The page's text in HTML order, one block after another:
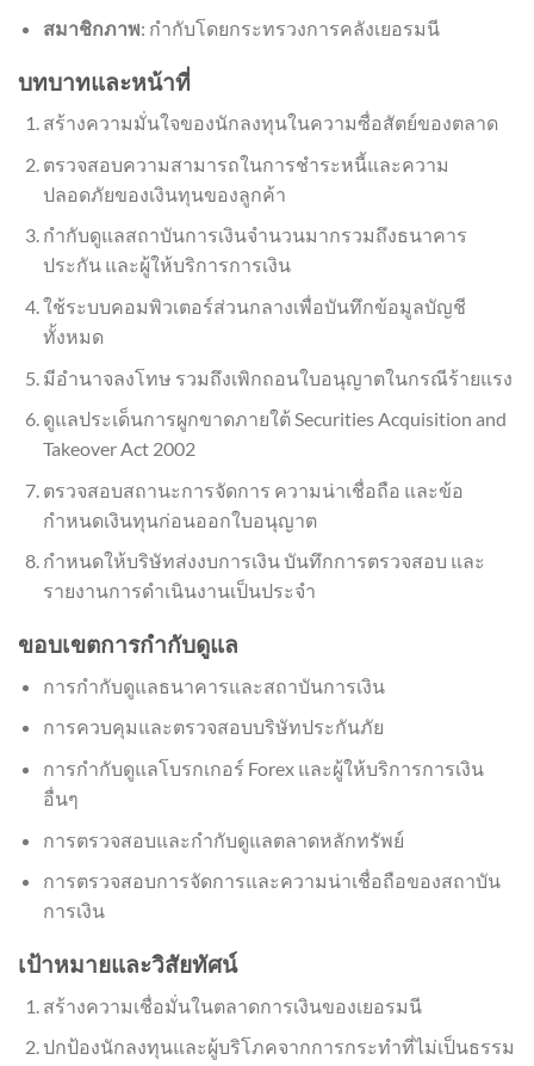
สมาชิกภาพ: กำกับโดยกระทรวงการคลังเยอรมนี
บทบาทและหน้าที่
สร้างความมั่นใจของนักลงทุนในความซื่อสัตย์ของตลาด
ตรวจสอบความสามารถในการชำระหนี้และความ
ปลอดภัยของเงินทุนของลูกค้า
กำกับดูแลสถาบันการเงินจำนวนมากรวมถึงธนาคาร
ประกัน และผู้ให้บริการการเงิน
ใช้ระบบคอมพิวเตอร์ส่วนกลางเพื่อบันทึกข้อมูลบัญชี
ทั้งหมด
มีอำนาจลงโทษ รวมถึงเพิกถอนใบอนุญาตในกรณีร้ายแรง
ดูแลประเด็นการผูกขาดภายใต้ Securities Acquisition and
Takeover Act 2002
ตรวจสอบสถานะการจัดการ ความน่าเชื่อถือ และข้อ
กำหนดเงินทุนก่อนออกใบอนุญาต
กำหนดให้บริษัทส่งงบการเงิน บันทึกการตรวจสอบ และ
รายงานการดำเนินงานเป็นประจำ
ขอบเขตการกำกับดูแล
การกำกับดูแลธนาคารและสถาบันการเงิน
การควบคุมและตรวจสอบบริษัทประกันภัย
การกำกับดูแลโบรกเกอร์ Forex และผู้ให้บริการการเงิน
อื่นๆ
การตรวจสอบและกำกับดูแลตลาดหลักทรัพย์
การตรวจสอบการจัดการและความน่าเชื่อถือของสถาบัน
การเงิน
เป้าหมายและวิสัยทัศน์
สร้างความเชื่อมั่นในตลาดการเงินของเยอรมนี
ปกป้องนักลงทุนและผู้บริโภคจากการกระทำที่ไม่เป็นธรรม